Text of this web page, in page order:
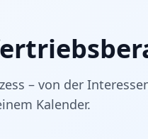
– von der
Kalender.